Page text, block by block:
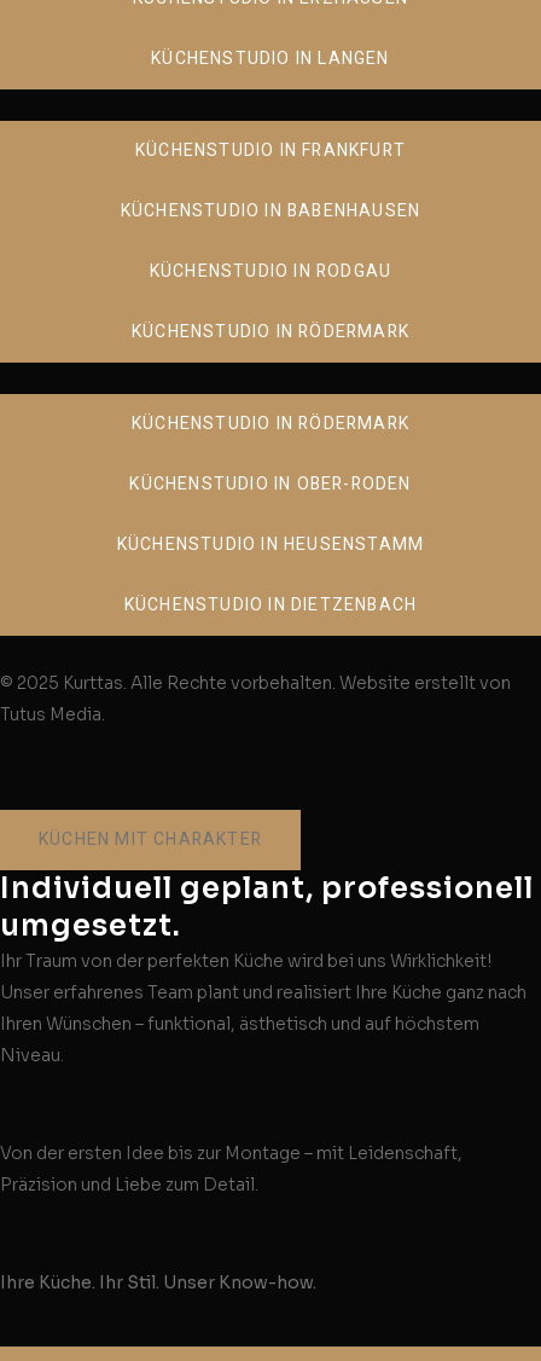
KÜCHENSTUDIO IN LANGEN
KÜCHENSTUDIO IN FRANKFURT
KÜCHENSTUDIO IN BABENHAUSEN
KÜCHENSTUDIO IN RODGAU
KÜCHENSTUDIO IN RÖDERMARK
KÜCHENSTUDIO IN RÖDERMARK
KÜCHENSTUDIO IN OBER-RODEN
KÜCHENSTUDIO IN HEUSENSTAMM
KÜCHENSTUDIO IN DIETZENBACH
© 2025 Kurttas. Alle Rechte vorbehalten. Website erstellt von
Tutus Media.
KÜCHEN MIT CHARAKTER
Individuell geplant, professionell
umgesetzt.
Ihr Traum von der perfekten Küche wird bei uns Wirklichkeit!
Unser erfahrenes Team plant und realisiert Ihre Küche ganz nach
Ihren Wünschen – funktional, ästhetisch und auf höchstem
Niveau.
Von der ersten Idee bis zur Montage – mit Leidenschaft,
Präzision und Liebe zum Detail.
Ihre Küche. Ihr Stil. Unser Know-how.